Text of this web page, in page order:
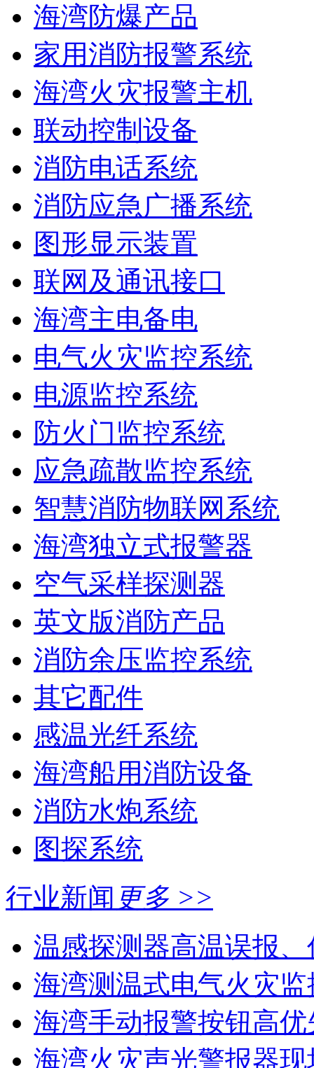
海湾防爆产品
家用消防报警系统
海湾火灾报警主机
联动控制设备
消防电话系统
消防应急广播系统
图形显示装置
联网及通讯接口
海湾主电备电
电气火灾监控系统
电源监控系统
防火门监控系统
应急疏散监控系统
智慧消防物联网系统
海湾独立式报警器
空气采样探测器
英文版消防产品
消防余压监控系统
其它配件
感温光纤系统
海湾船用消防设备
消防水炮系统
图探系统
行业新闻 更多 >>
温感探测器高温误报
海湾测温式电气火灾监
海湾手动报警按钮高
海湾火灾声光警报器